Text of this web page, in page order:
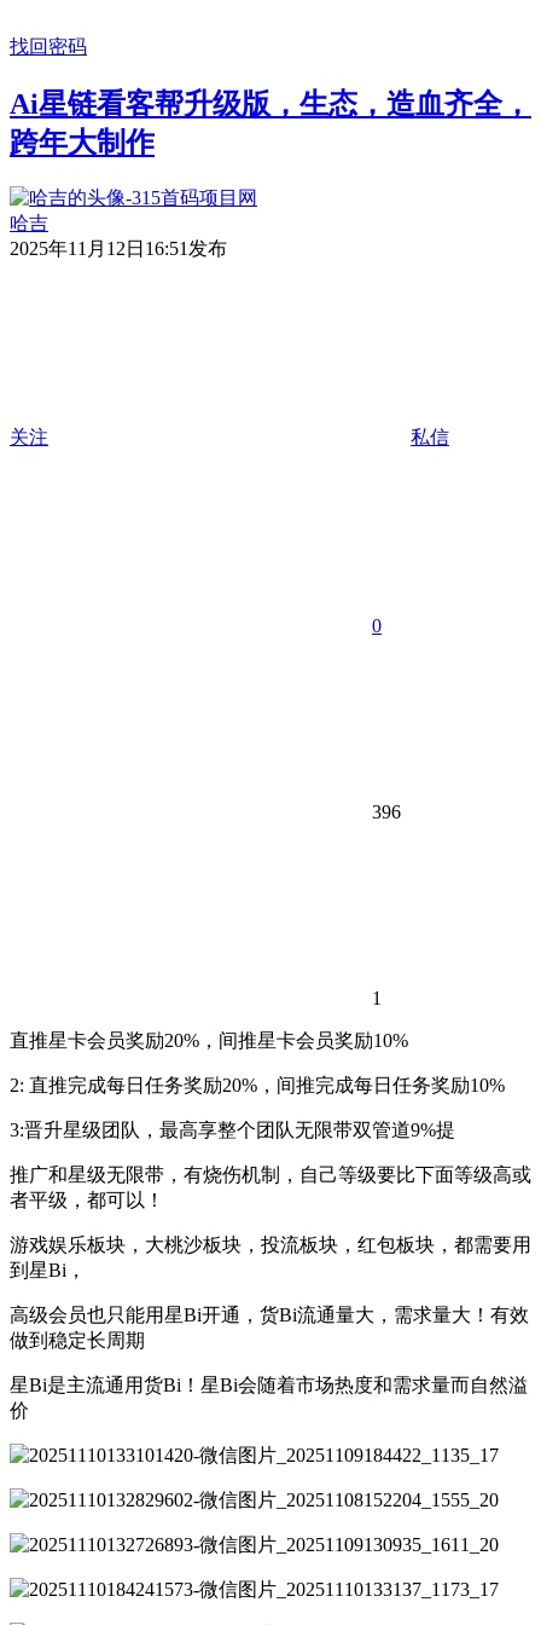
找回密码
Ai星链看客帮升级版，生态，造血齐全，
跨年大制作
哈吉
2025年11月12日16:51发布
关注 私信
0
396
1
直推星卡会员奖励20%，间推星卡会员奖励10%
2: 直推完成每日任务奖励20%，间推完成每日任务奖励10%
3:晋升星级团队，最高享整个团队无限带双管道9%提
推广和星级无限带，有烧伤机制，自己等级要比下面等级高或
者平级，都可以！
游戏娱乐板块，大桃沙板块，投流板块，红包板块，都需要用
到星Bi，
高级会员也只能用星Bi开通，货Bi流通量大，需求量大！有效
做到稳定长周期
星Bi是主流通用货Bi！星Bi会随着市场热度和需求量而自然溢
价